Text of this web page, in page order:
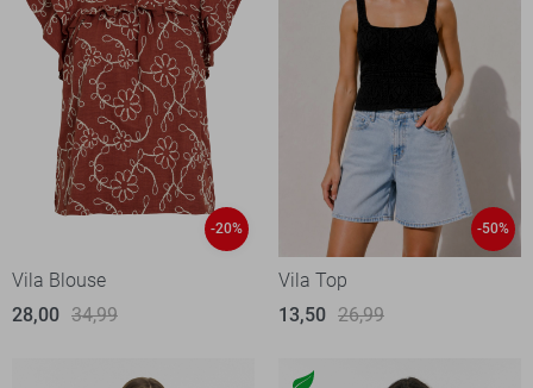
-20%
Vila Blouse
28,00 34,99
-50%
Vila Top
13,50 26,99